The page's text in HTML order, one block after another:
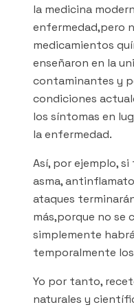
la medicina
enfermedad,pero
medicamientos
enseñaron en la
contaminantes y
condiciones
los síntomas en
la enfermedad.
Así, por ejemplo,
asma,
ataques
más,porque no se
simplemente
temporalmente
Yo por tanto,
naturales y